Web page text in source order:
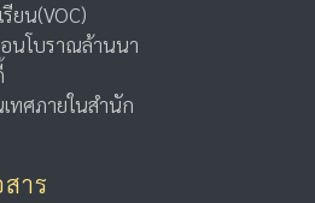
รียน(VOC)
นโบราณล้านนา
ทศภายในสำนัก
าร